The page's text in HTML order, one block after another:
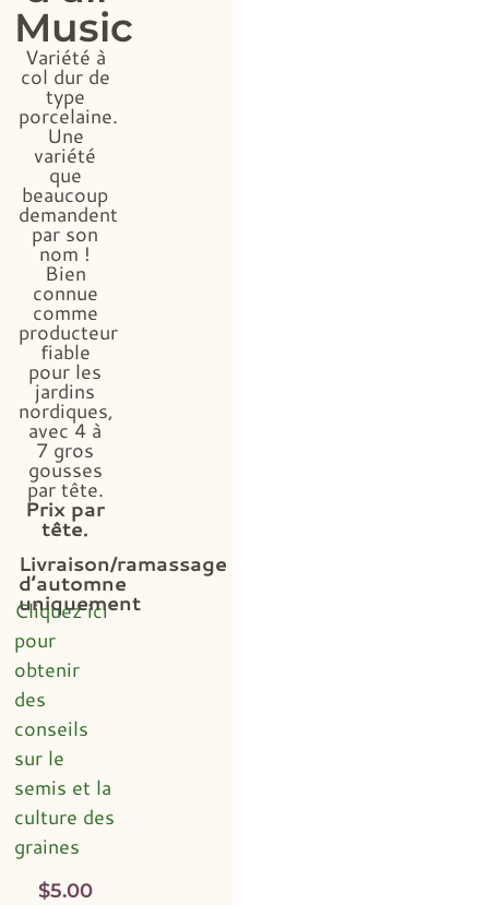
Music
Variété à
col dur de
type
porcelaine.
Une
variété
que
beaucoup
demandent
par son
nom !
Bien
connue
comme
producteur
fiable
pour les
jardins
nordiques,
avec 4 à
7 gros
gousses
par tête.
Prix par
tête.
Livraison/ramassage
d’automne
uniquement
Cliquez ici
pour
obtenir
des
conseils
sur le
semis et la
culture des
graines
$5.00